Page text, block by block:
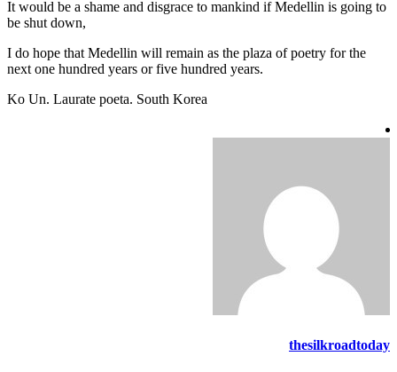
It would be a shame and disgrace to mankind if Medellin is going to
be shut down,
I do hope that Medellin will remain as the plaza of poetry for the
next one hundred years or five hundred years.
Ko Un. Laurate poeta. South Korea
thesilkroadtoday